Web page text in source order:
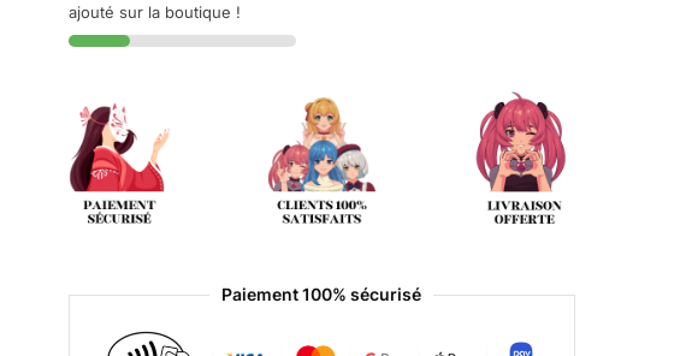
ajouté sur la boutique !
Paiement 100% sécurisé